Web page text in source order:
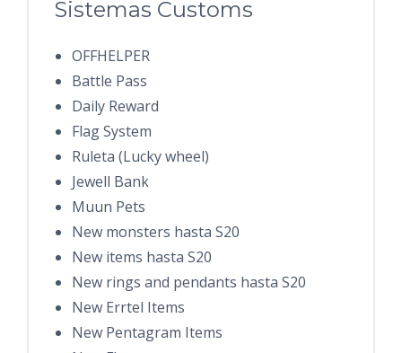
Sistemas Customs
OFFHELPER
Battle Pass
Daily Reward
Flag System
Ruleta (Lucky wheel)
Jewell Bank
Muun Pets
New monsters hasta S20
New items hasta S20
New rings and pendants hasta S20
New Errtel Items
New Pentagram Items